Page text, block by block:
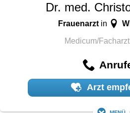
Dr. med.
Frauenarzt in
Medicum/
Arzt